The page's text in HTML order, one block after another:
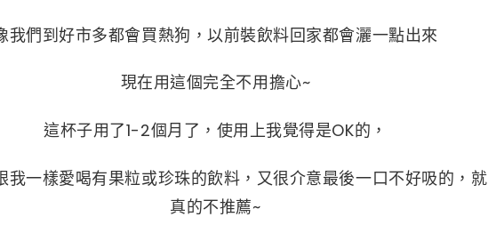
我們到好市多都會買熱狗，以前裝飲料回家都會灑一點出來
現在用這個完全不用擔心~
這杯子用了1-2個月了，使用上我覺得是OK的，
我一樣愛喝有果粒或珍珠的飲料，又很介意最後一口不好吸的，就
真的不推薦~